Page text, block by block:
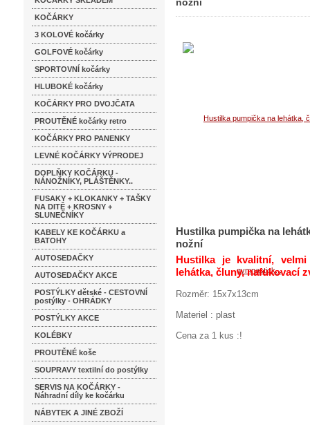
KOČÁRKY
3 KOLOVÉ kočárky
GOLFOVÉ kočárky
SPORTOVNÍ kočárky
HLUBOKÉ kočárky
KOČÁRKY PRO DVOJČATA
PROUTĚNÉ kočárky retro
KOČÁRKY PRO PANENKY
LEVNÉ KOČÁRKY VÝPRODEJ
DOPLŇKY KOČÁRKU -
NÁNOŽNÍKY, PLÁŠTĚNKY..
FUSAKY + KLOKANKY + TAŠKY
NA DITĚ + KROSNY +
SLUNEČNÍKY
KABELY KE KOČÁRKU a
BATOHY
AUTOSEDAČKY
AUTOSEDAČKY AKCE
POSTÝLKY dětské - CESTOVNÍ
postýlky - OHRÁDKY
POSTÝLKY AKCE
KOLÉBKY
PROUTĚNÉ koše
SOUPRAVY textilní do postýlky
SERVIS NA KOČÁRKY -
Náhradní díly ke kočárku
NÁBYTEK A JINÉ ZBOŽÍ
Hustilka pumpička na
nožní
Hustilka je kvalitní,
lehátka, čluny, nafukovací
Rozměr: 15x7x13cm
Materiel : plast
Cena za 1 kus :!